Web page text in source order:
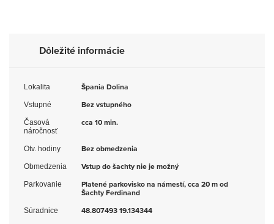
Dôležité informácie
Lokalita Špania Dolina
Vstupné Bez vstupného
Časová
náročnosť
cca 10 min.
Otv. hodiny Bez obmedzenia
Obmedzenia Vstup do šachty nie je možný
Parkovanie
Platené parkovisko na námestí, cca 20 m od
Šachty Ferdinand
Súradnice 48.807493 19.134344